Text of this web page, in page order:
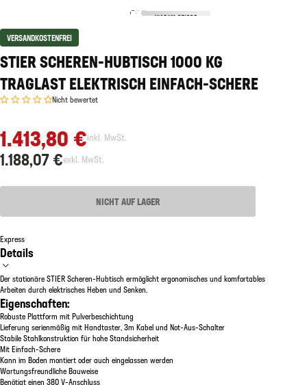
VERSANDKOSTENFREI
STIER SCHEREN-HUBTISCH 1000 KG
TRAGLAST ELEKTRISCH EINFACH-SCHERE
Nicht bewertet
1.413,80 €inkl. MwSt.
1.188,07 €exkl. MwSt.
NICHT AUF LAGER
Express
Details
Der stationäre STIER Scheren-Hubtisch ermöglicht ergonomisches und komfortables
Arbeiten durch elektrisches Heben und Senken.
Eigenschaften:
Robuste Plattform mit Pulverbeschichtung
Lieferung serienmäßig mit Handtaster, 3m Kabel und Not-Aus-Schalter
Stabile Stahlkonstruktion für hohe Standsicherheit
Mit Einfach-Schere
Kann im Boden montiert oder auch eingelassen werden
Wartungsfreundliche Bauweise
Benötigt einen 380 V-Anschluss